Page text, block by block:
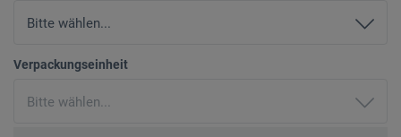
Verpackungseinheit